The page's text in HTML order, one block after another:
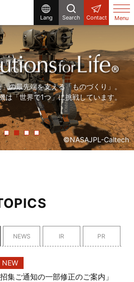
Lang Search Contact Menu
光」で創る。
に貢献しています。
の最先端を支える「ものづくり」。
は「世界で1つ」に挑戦しています。
©NASAJPL-Caltech
研究開発から生産設備まで、
マ光機は「光」で解決する企業です。
早く」。
それが私たちシグマ光機です。
NEWS IR PR
NEW
集ご通知の一部修正のご案内」